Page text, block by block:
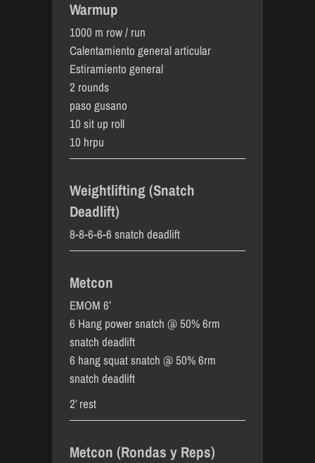
Warmup
1000 m row / run
Calentamiento general articular
Estiramiento general
2 rounds
paso gusano
10 sit up roll
10 hrpu
Weightlifting (Snatch
Deadlift)
8-8-6-6-6 snatch deadlift
Metcon
EMOM 6’
6 Hang power snatch @ 50% 6rm
snatch deadlift
6 hang squat snatch @ 50% 6rm
snatch deadlift
2’ rest
Metcon (Rondas y Reps)